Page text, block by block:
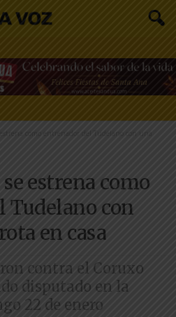
estrena como entrenador del Tudelano con una
estrena como
Tudelano con
en casa
contra el Coruxo
disputado en la
22 de enero